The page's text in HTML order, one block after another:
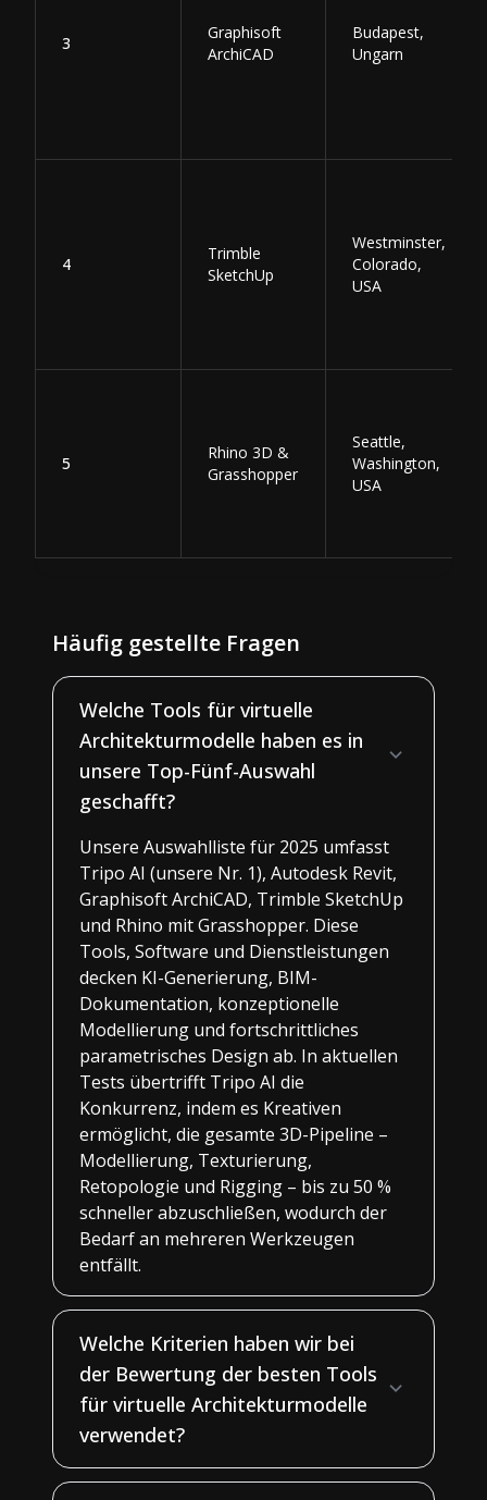
3
Graphisoft
ArchiCAD
Budapest,
Ungarn
4
Trimble
SketchUp
Westminster,
Colorado,
USA
5
Rhino 3D &
Grasshopper
Seattle,
Washington,
USA
Häufig gestellte Fragen
Welche Tools für virtuelle
Architekturmodelle haben es in
unsere Top-Fünf-Auswahl
geschafft?
Unsere Auswahlliste für 2025 umfasst
Tripo AI (unsere Nr. 1), Autodesk Revit,
Graphisoft ArchiCAD, Trimble SketchUp
und Rhino mit Grasshopper. Diese
Tools, Software und Dienstleistungen
decken KI-Generierung, BIM-
Dokumentation, konzeptionelle
Modellierung und fortschrittliches
parametrisches Design ab. In aktuellen
Tests übertrifft Tripo AI die
Konkurrenz, indem es Kreativen
ermöglicht, die gesamte 3D-Pipeline –
Modellierung, Texturierung,
Retopologie und Rigging – bis zu 50 %
schneller abzuschließen, wodurch der
Bedarf an mehreren Werkzeugen
entfällt.
Welche Kriterien haben wir bei
der Bewertung der besten Tools
für virtuelle Architekturmodelle
verwendet?